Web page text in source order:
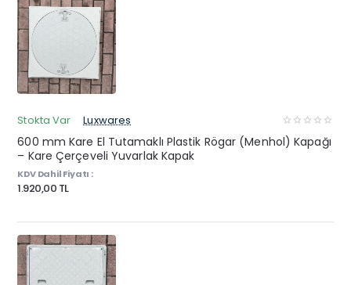
Stokta Var Luxwares
600 mm Kare El Tutamaklı Plastik Rögar (Menhol) Kapağı
– Kare Çerçeveli Yuvarlak Kapak
KDV Dahil Fiyatı :
1.920,00 TL